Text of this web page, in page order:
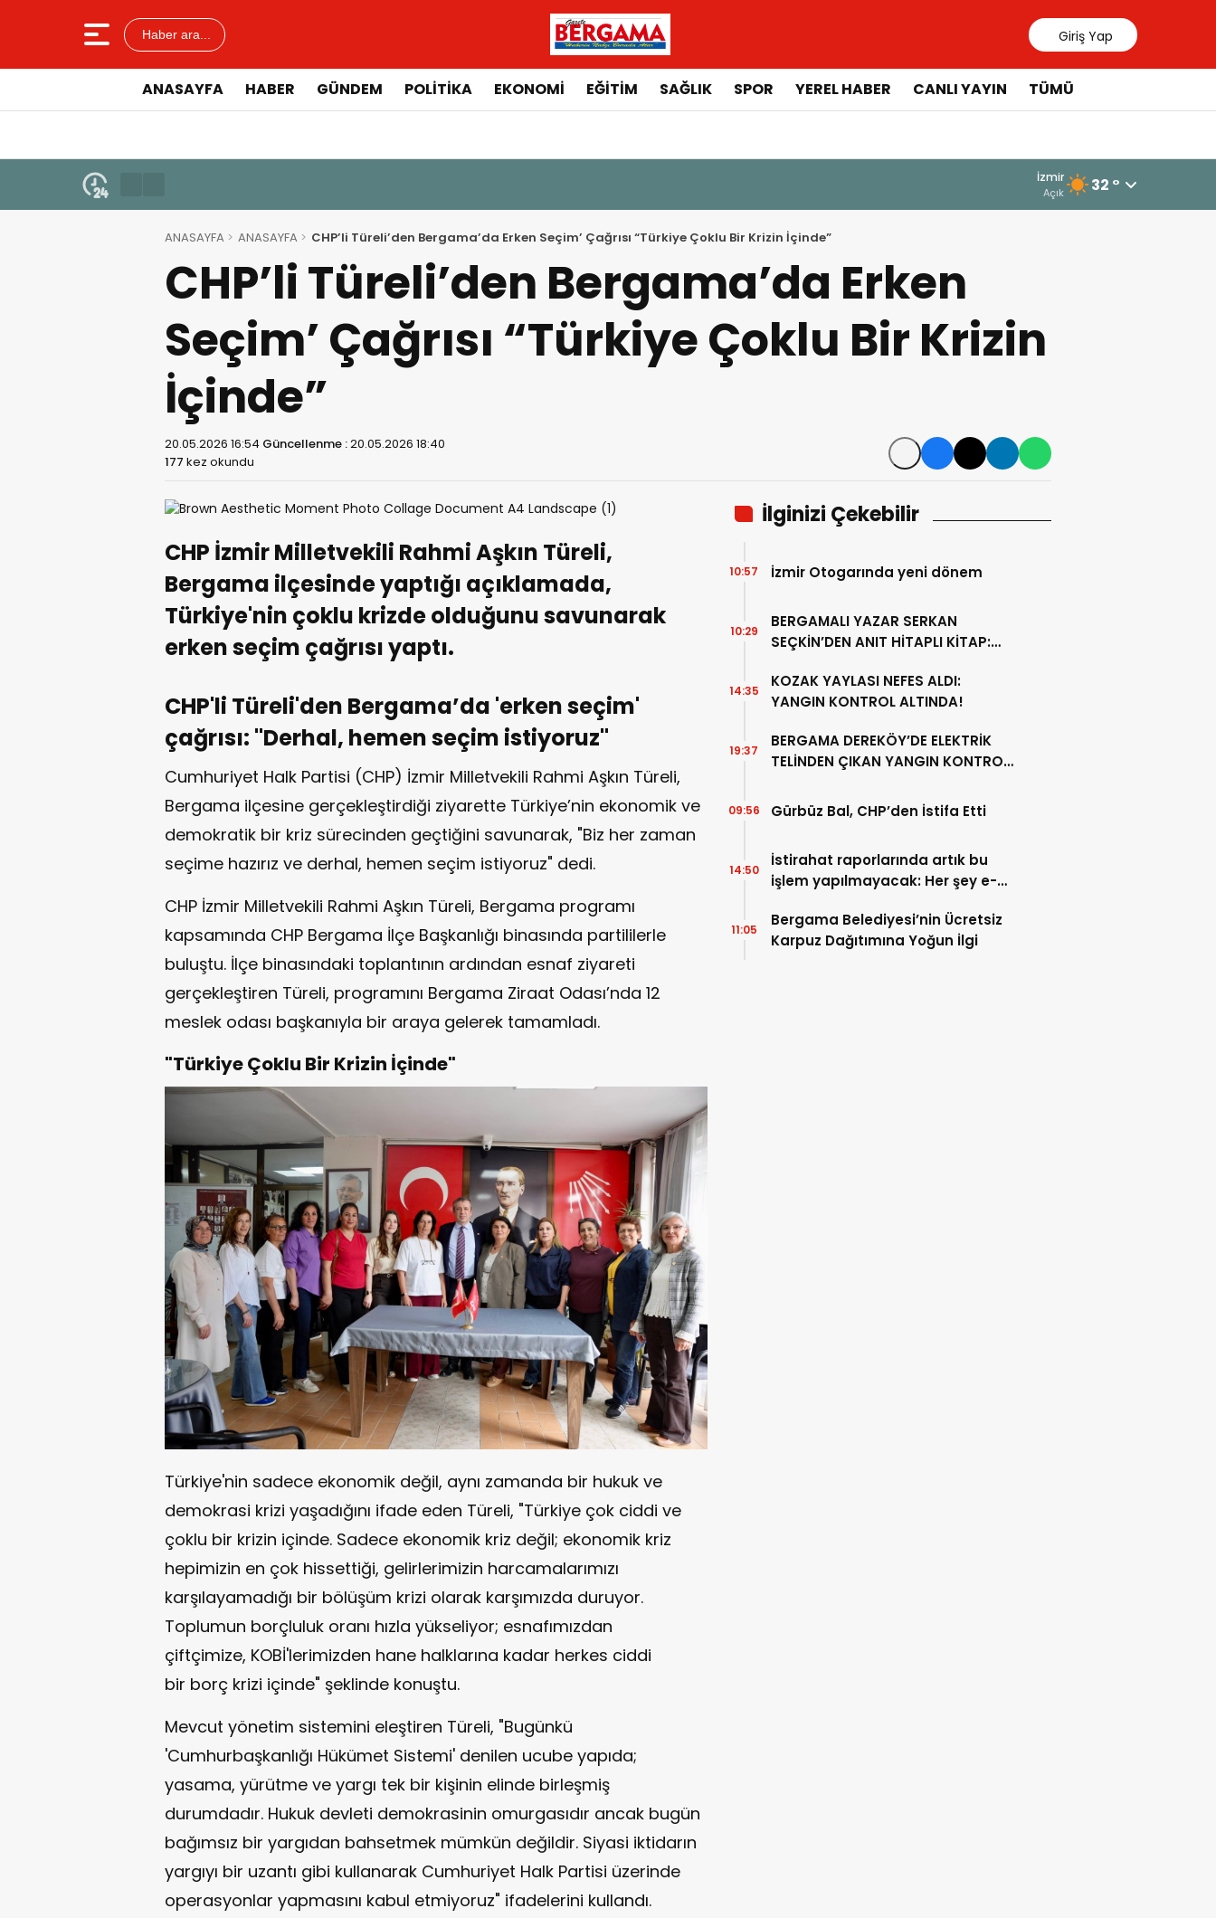
Haber ara... Giriş Yap
ANASAYFA HABER GÜNDEM POLİTİKA EKONOMİ EĞİTİM SAĞLIK SPOR YEREL HABER CANLI YAYIN TÜMÜ
İzmir
Açık 32 °
ANASAYFA ANASAYFA CHP’li Türeli’den Bergama’da Erken Seçim’ Çağrısı “Türkiye Çoklu Bir Krizin İçinde”
CHP’li Türeli’den Bergama’da Erken
Seçim’ Çağrısı “Türkiye Çoklu Bir Krizin
İçinde”
20.05.2026 16:54 Güncellenme :20.05.2026 18:40
177 kez okundu
CHP İzmir Milletvekili Rahmi Aşkın Türeli,
Bergama ilçesinde yaptığı açıklamada,
Türkiye'nin çoklu krizde olduğunu savunarak
erken seçim çağrısı yaptı.
CHP'li Türeli'den Bergama’da 'erken seçim'
çağrısı: "Derhal, hemen seçim istiyoruz"
Cumhuriyet Halk Partisi (CHP) İzmir Milletvekili Rahmi Aşkın Türeli,
Bergama ilçesine gerçekleştirdiği ziyarette Türkiye’nin ekonomik ve
demokratik bir kriz sürecinden geçtiğini savunarak, "Biz her zaman
seçime hazırız ve derhal, hemen seçim istiyoruz" dedi.
CHP İzmir Milletvekili Rahmi Aşkın Türeli, Bergama programı
kapsamında CHP Bergama İlçe Başkanlığı binasında partililerle
buluştu. İlçe binasındaki toplantının ardından esnaf ziyareti
gerçekleştiren Türeli, programını Bergama Ziraat Odası’nda 12
meslek odası başkanıyla bir araya gelerek tamamladı.
"Türkiye Çoklu Bir Krizin İçinde"
Türkiye'nin sadece ekonomik değil, aynı zamanda bir hukuk ve
demokrasi krizi yaşadığını ifade eden Türeli, "Türkiye çok ciddi ve
çoklu bir krizin içinde. Sadece ekonomik kriz değil; ekonomik kriz
hepimizin en çok hissettiği, gelirlerimizin harcamalarımızı
karşılayamadığı bir bölüşüm krizi olarak karşımızda duruyor.
Toplumun borçluluk oranı hızla yükseliyor; esnafımızdan
çiftçimize, KOBİ'lerimizden hane halklarına kadar herkes ciddi
bir borç krizi içinde" şeklinde konuştu.
Mevcut yönetim sistemini eleştiren Türeli, "Bugünkü
'Cumhurbaşkanlığı Hükümet Sistemi' denilen ucube yapıda;
yasama, yürütme ve yargı tek bir kişinin elinde birleşmiş
durumdadır. Hukuk devleti demokrasinin omurgasıdır ancak bugün
bağımsız bir yargıdan bahsetmek mümkün değildir. Siyasi iktidarın
yargıyı bir uzantı gibi kullanarak Cumhuriyet Halk Partisi üzerinde
operasyonlar yapmasını kabul etmiyoruz" ifadelerini kullandı.
İlginizi Çekebilir
İzmir Otogarında yeni dönem
10:57
BERGAMALI YAZAR SERKAN
SEÇKİN’DEN ANIT HİTAPLI KİTAP:
10:29
KOZAK YAYLASI NEFES ALDI:
YANGIN KONTROL ALTINDA!
14:35
BERGAMA DEREKÖY’DE ELEKTRİK
TELİNDEN ÇIKAN YANGIN KONTROL
19:37
Gürbüz Bal, CHP’den İstifa Etti
09:56
İstirahat raporlarında artık bu
işlem yapılmayacak: Her şey e-
14:50
Bergama Belediyesi’nin Ücretsiz
Karpuz Dağıtımına Yoğun İlgi
11:05